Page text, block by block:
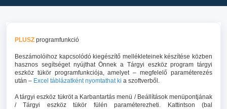
PLUSZ programfunkció
Beszámolóihoz kapcsolódó kiegészítő mellékleteinek készítése közben
hasznos segítséget nyújthat Önnek a Tárgyi eszköz program tárgyi
eszköz tükör programfunkciója, amelyet – megfelelő paraméterezés
után – Excel táblázatként nyomtathat ki a szoftverből.
A tárgyi eszköz tükröt a Karbantartás menü / Beállítások menüpontjának
/ Tárgyi eszköz tükör fülén paraméterezheti. Kattintson (bal